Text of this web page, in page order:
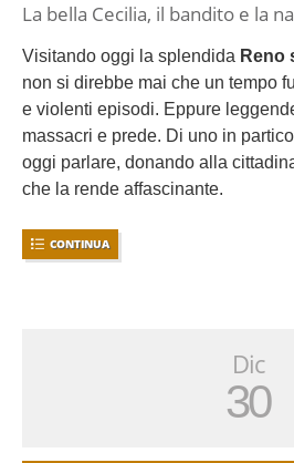
La bella Cecilia, il bandito e la
Visitando oggi la splendida Reno
non si direbbe mai che un tempo
e violenti episodi. Eppure
massacri e prede. Di uno in
oggi parlare, donando alla
che la rende affascinante.
CONTINUA
Dic
30